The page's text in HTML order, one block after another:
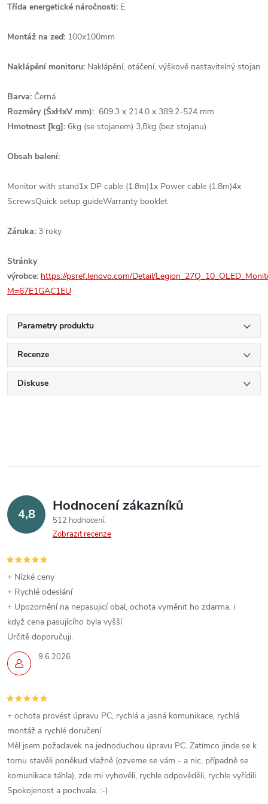
Třída energetické náročnosti: E
Montáž na zeď: 100x100mm
Naklápění monitoru: Naklápění, otáčení, výškově nastavitelný stojan
Barva: Černá
Rozměry (ŠxHxV mm): 609.3 x 214.0 x 389.2-524 mm
Hmotnost [kg]: 6kg (se stojanem) 3,8kg (bez stojanu)
Obsah balení:
Monitor with stand1x DP cable (1.8m)1x Power cable (1.8m)4x
ScrewsQuick setup guideWarranty booklet
Záruka: 3 roky
Stránky
výrobce: https://psref.lenovo.com/Detail/
M=67E1GAC1EU
Parametry produktu
Recenze
Diskuse
4,8 Hodnocení zákazníků
512 hodnocení
Zobrazit recenze
9.6.2026
+ Nízké ceny
+ Rychlé odeslání
+ Upozornění na nepasujicí obal, ochota vyměnit ho zdarma, i
když cena pasujícího byla vyšší
Určitě doporučuji.
+ ochota provést úpravu PC, rychlá a jasná komunikace, rychlá
montáž a rychlé doručení
Měl jsem požadavek na jednoduchou úpravu PC. Zatímco jinde se k
tomu stavěli poněkud vlažně (ozveme se vám - a nic, případně se
komunikace táhla), zde mi vyhověli, rychle odpověděli, rychle vyřídili.
Spokojenost a pochvala. :-)